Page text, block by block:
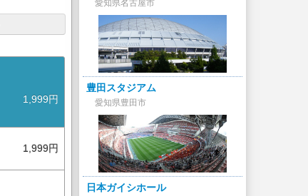
1,999円
1,999円
愛知県名古屋市
豊田スタジアム
愛知県豊田市
日本ガイシホール